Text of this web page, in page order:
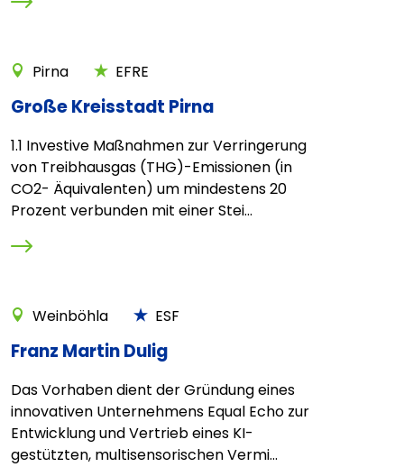
Pirna EFRE
Große Kreisstadt Pirna
1.1 Investive Maßnahmen zur Verringerung
von Treibhausgas (THG)-Emissionen (in
CO2- Äquivalenten) um mindestens 20
Prozent verbunden mit einer Stei...
Weinböhla ESF
Franz Martin Dulig
Das Vorhaben dient der Gründung eines
innovativen Unternehmens Equal Echo zur
Entwicklung und Vertrieb eines KI-
gestützten, multisensorischen Vermi...